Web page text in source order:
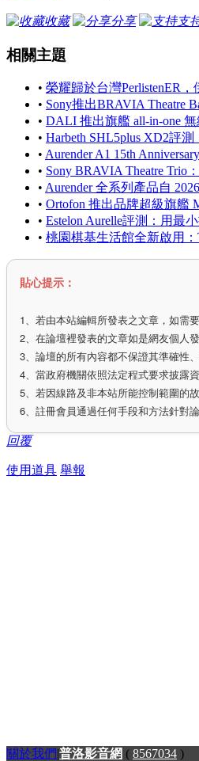
收藏 分享 支
相關主題
• 榮耀歸於台灣PerlistenER
• Sony推出BRAVIA Theatre
• DALI 推出旗艦 all-in-one
• Harbeth SHL5plus XD2評
• Aurender A1 15th
• Sony BRAVIA Theatre Trio
• Aurender 全系列產品自
• Ortofon 推出品牌超級旗艦
• Estelon Aurelle評測：用最
• 桃園棋基生活館全新啟用
貼心提示：
1、若由本站編輯所發表之文章，如需
2、在論壇裡發表的文章如是網友個人
3、論壇的所有內容都不保證其準確性
4、當政府機關依照法定程式要求披露
5、若因線路及非本站所能控制範圍的
6、註冊會員通過任何手段和方法針對
回覆
使用道具 舉報
關於我們|普洛影音網 ( 8567034 )